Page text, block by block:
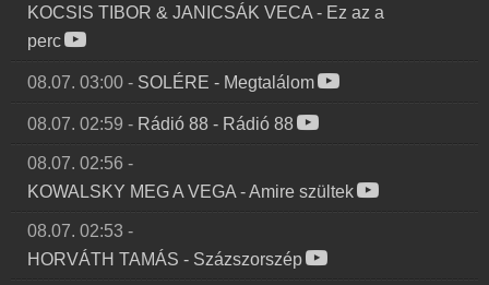
KOCSIS TIBOR & JANICSÁK VECA - Ez az a
perc
08.07. 03:00 - SOLÉRE - Megtalálom
08.07. 02:59 - Rádió 88 - Rádió 88
08.07. 02:56 -
KOWALSKY MEG A VEGA -Amire szültek
08.07. 02:53 -
HORVÁTH TAMÁS - Százszorszép